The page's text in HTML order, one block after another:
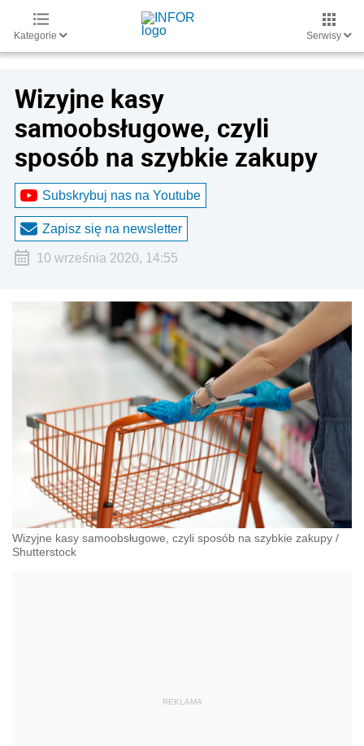
Kategorie Serwisy
Wizyjne kasy
samoobsługowe, czyli
sposób na szybkie zakupy
Subskrybuj nas na Youtube
Zapisz się na newsletter
10 września 2020, 14:55
Wizyjne kasy samoobsługowe, czyli sposób na szybkie zakupy /
Shutterstock